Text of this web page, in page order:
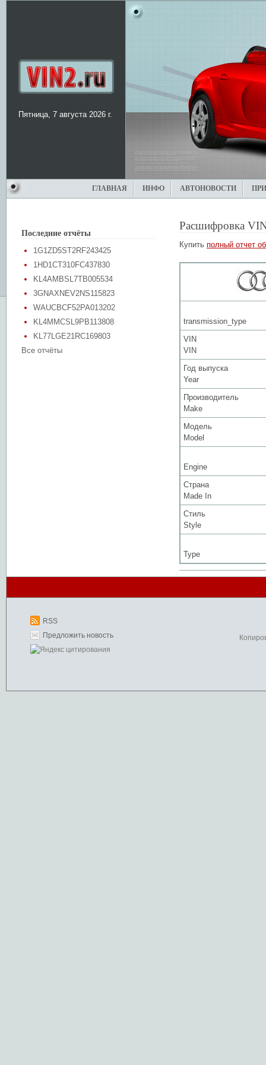
Пятница, 7 августа 2026 г.
ГЛАВНАЯ ИНФО АВТОНОВОСТИ
Последние отчёты
1G1ZD5ST2RF243425
1HD1CT310FC437830
KL4AMBSL7TB005534
3GNAXNEV2NS115823
WAUCBCF52PA013202
KL4MMCSL9PB113808
KL77LGE21RC169803
Все отчёты
Расшифровка
Купить полный отчет
transmission_type
VIN
VIN
Год выпуска
Year
Производитель
Make
Модель
Model
Engine
Страна
Made In
Стиль
Style
Type
RSS
Предложить новость